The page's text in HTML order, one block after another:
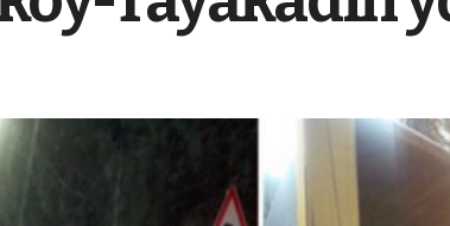
Belediyesi’ne su baskını tepkisi 3 yıl önce